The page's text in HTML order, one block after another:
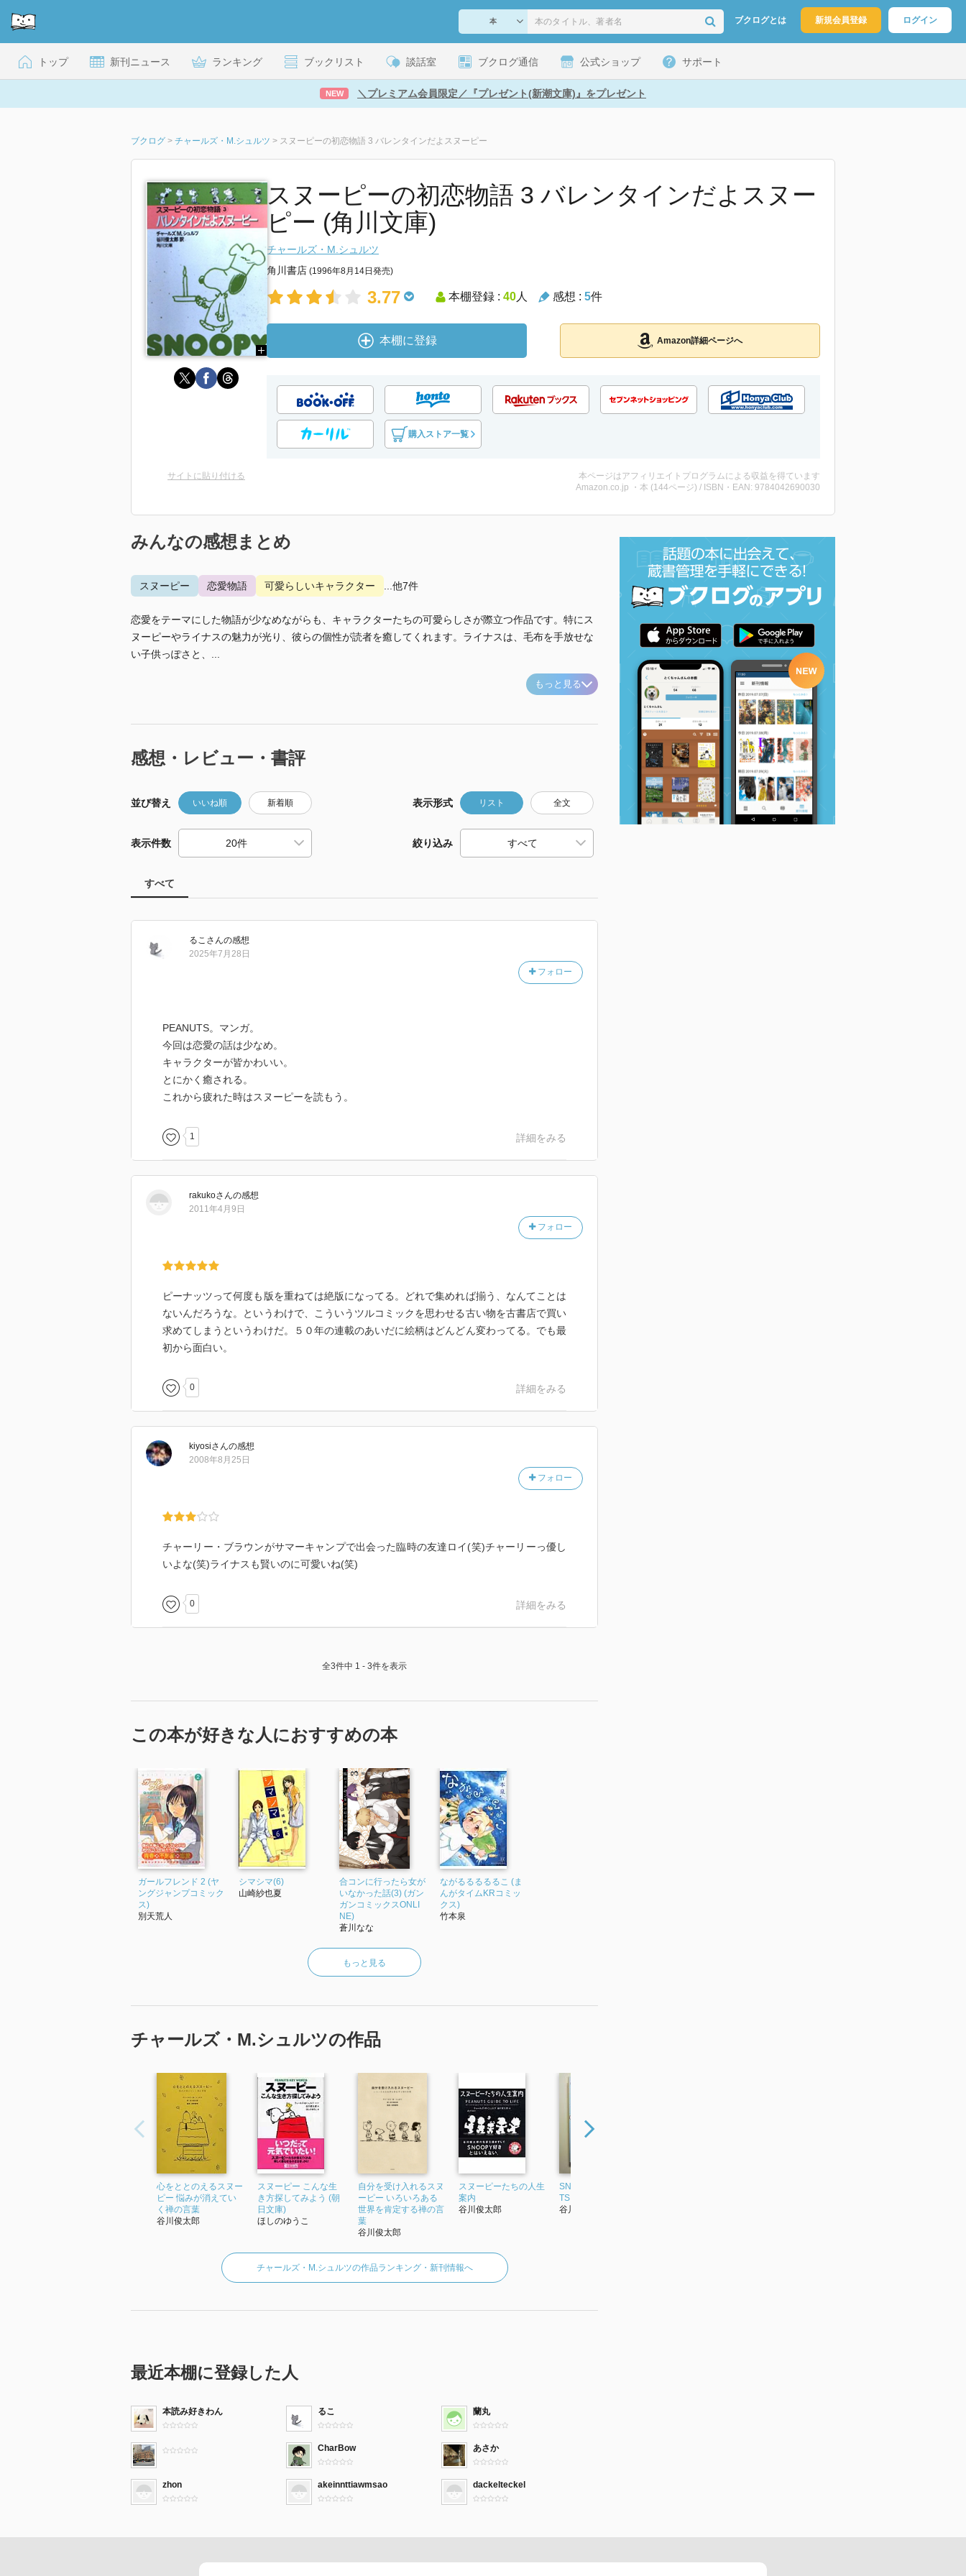
ブクログとは 新規会員登録 ログイン
トップ 新刊ニュース ランキング ブックリスト 談話室 ブクログ通信 公式ショップ サポート
NEW ＼プレミアム会員限定／『プレゼント(新潮文庫)』をプレゼント
ブクログ > チャールズ・M.シュルツ > スヌーピーの初恋物語 3 バレンタインだよスヌーピー
スヌーピーの初恋物語 3 バレンタインだよスヌー
ピー (角川文庫)
チャールズ・M.シュルツ
角川書店 (1996年8月14日発売)
3.77 本棚登録 : 40人 感想 : 5件
本棚に登録 Amazon詳細ページへ
購入ストア一覧
サイトに貼り付ける
本ページはアフィリエイトプログラムによる収益を得ています
Amazon.co.jp ・本 (144ページ) / ISBN・EAN: 9784042690030
みんなの感想まとめ
スヌーピー 恋愛物語 可愛らしいキャラクター ...他7件
恋愛をテーマにした物語が少なめながらも、キャラクターたちの可愛らしさが際立つ作品です。特にス
ヌーピーやライナスの魅力が光り、彼らの個性が読者を癒してくれます。ライナスは、毛布を手放せな
い子供っぽさと、...
もっと見る
感想・レビュー・書評
並び替え いいね順 新着順 表示形式 リスト 全文
表示件数 絞り込み
すべて
るこ さんの感想
フォロー
2025年7月28日
PEANUTS。マンガ。
今回は恋愛の話は少なめ。
キャラクターが皆かわいい。
とにかく癒される。
これから疲れた時はスヌーピーを読もう。
1 詳細をみる
rakukoさんの感想
フォロー
2011年4月9日
ピーナッツって何度も版を重ねては絶版になってる。どれで集めれば揃う、なんてことは
ないんだろうな。というわけで、こういうツルコミックを思わせる古い物を古書店で買い
求めてしまうというわけだ。５０年の連載のあいだに絵柄はどんどん変わってる。でも最
初から面白い。
0 詳細をみる
kiyosiさんの感想
フォロー
2008年8月25日
チャーリー・ブラウンがサマーキャンプで出会った臨時の友達ロイ(笑)チャーリーっ優し
いよな(笑)ライナスも賢いのに可愛いね(笑)
0 詳細をみる
全3件中 1 - 3件を表示
この本が好きな人におすすめの本
ガールフレンド 2 (ヤ
ングジャンプコミック
ス)
別天荒人
シマシマ(6)
山崎紗也夏
合コンに行ったら女が
いなかった話(3) (ガン
ガンコミックスONLI
NE)
蒼川なな
ながるるるるるこ (ま
んがタイムKRコミッ
クス)
竹本泉
もっと見る
チャールズ・M.シュルツの作品
心をととのえるスヌー
ピー 悩みが消えてい
く禅の言葉
谷川俊太郎
スヌーピー こんな生
き方探してみよう (朝
日文庫)
ほしのゆうこ
自分を受け入れるスヌ
ーピー いろいろある
世界を肯定する禅の言
葉
谷川俊太郎
スヌーピーたちの人生
案内
谷川俊太郎
SNOOPY 1 A PEANU
TS BOOK featuring
谷川俊太郎
チャールズ・M.シュルツの作品ランキング・新刊情報へ
最近本棚に登録した人
本読み好きわん るこ 蘭丸
CharBow あさか
zhon akeinnttiawmsao dackelteckel